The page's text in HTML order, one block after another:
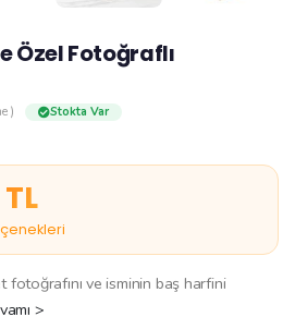
Özel Fotoğraflı
) Stokta Var
fotoğrafını ve isminin baş harfini
>